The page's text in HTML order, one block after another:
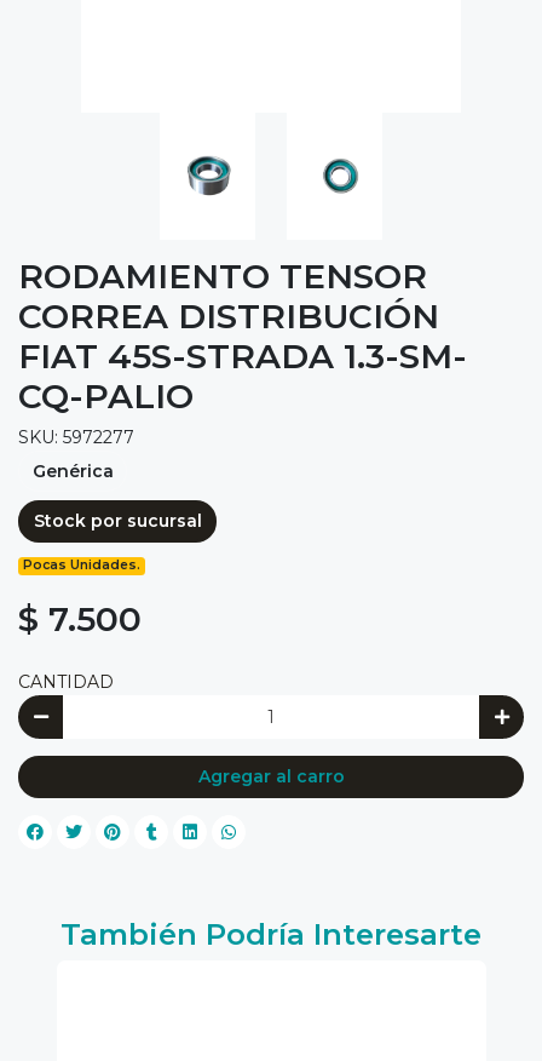
RODAMIENTO TENSOR
CORREA DISTRIBUCIÓN
FIAT 45S-STRADA 1.3-SM-
CQ-PALIO
SKU: 5972277
Genérica
Stock por sucursal
Pocas Unidades.
$ 7.500
CANTIDAD
Agregar al carro
También Podría Interesarte